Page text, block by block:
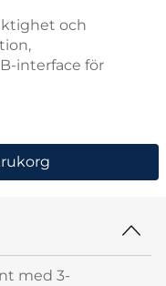
och
interface för
CA1246 Fukt-
med 3-